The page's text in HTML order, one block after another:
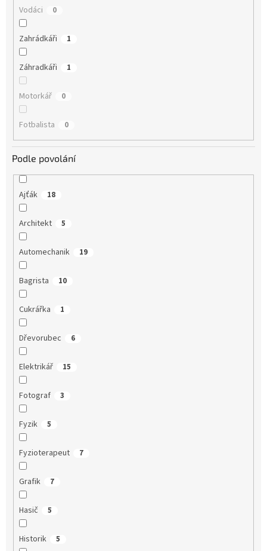
Vodáci 0
Zahrádkáři 1
Záhradkáři 1
Motorkář 0
Fotbalista 0
Podle povolání
Ajťák 18
Architekt 5
Automechanik 19
Bagrista 10
Cukrářka 1
Dřevorubec 6
Elektrikář 15
Fotograf 3
Fyzik 5
Fyzioterapeut 7
Grafik 7
Hasič 5
Historik 5